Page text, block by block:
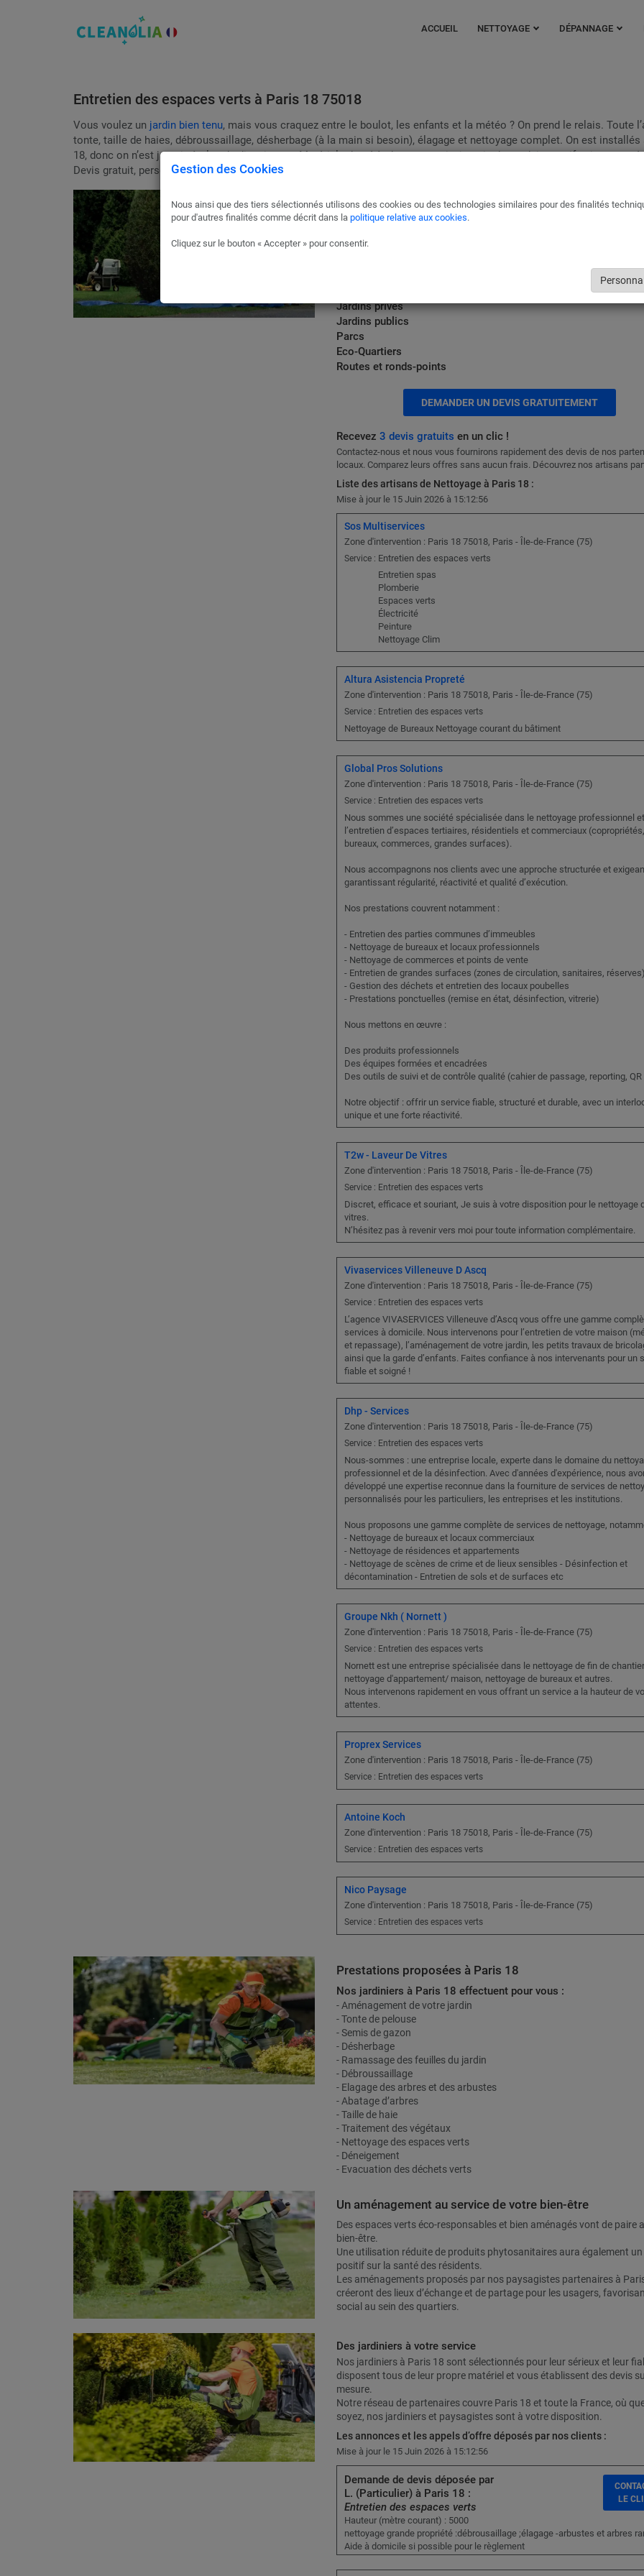
ACCUEIL NETTOYAGE DÉPANNAGE
Entretien des espaces verts à Paris 18 75018
Vous voulez un jardin bien tenu, mais vous craquez entre le boulot, les enfants et la météo ? On prend le relais. Toute
tonte, taille de haies, débroussaillage, désherbage (à la main si besoin), élagage et nettoyage complet. On est installés
18, donc on n’est jamais à plus de dix minutes. Matériel adapté à chaque terrain, jamais de produits nocifs si on peut
Devis gratuit, personnalisé, sans prise de tête. Et on va plus loin : on vous garantit trois devis en ligne, sans
Réseau de jardiniers et de paysagistes à Paris 18 75018
Notre réseau de jardiniers et de paysagistes expérimentés à Paris 18
est à votre service. Vous bénéficiez d’un devis gratuit pour l’entretien
Jardins privés
Jardins publics
Parcs
Eco-Quartiers
Routes et ronds-points
DEMANDER UN DEVIS GRATUITEMENT
Recevez 3 devis gratuits en un clic !
Contactez-nous et nous vous fournirons rapidement des devis de nos
locaux. Comparez leurs offres sans aucun frais. Découvrez nos artisans
Liste des artisans de Nettoyage à Paris 18 :
Mise à jour le 15 Juin 2026 à 15:12:56
Sos Multiservices
Zone d'intervention : Paris 18 75018, Paris - Île-de-France (75)
Service : Entretien des espaces verts
Entretien spas
Plomberie
Espaces verts
Électricité
Peinture
Nettoyage Clim
Altura Asistencia Propreté
Zone d'intervention : Paris 18 75018, Paris - Île-de-France (75)
Service : Entretien des espaces verts
Nettoyage de Bureaux Nettoyage courant du bâtiment
Global Pros Solutions
Zone d'intervention : Paris 18 75018, Paris - Île-de-France (75)
Service : Entretien des espaces verts
Nous sommes une société spécialisée dans le nettoyage professionnel et
l’entretien d’espaces tertiaires, résidentiels et commerciaux (copropriétés,
bureaux, commerces, grandes surfaces).
Nous accompagnons nos clients avec une approche structurée et
garantissant régularité, réactivité et qualité d’exécution.
Nos prestations couvrent notamment :
- Entretien des parties communes d’immeubles
- Nettoyage de bureaux et locaux professionnels
- Nettoyage de commerces et points de vente
- Entretien de grandes surfaces (zones de circulation, sanitaires,
- Gestion des déchets et entretien des locaux poubelles
- Prestations ponctuelles (remise en état, désinfection, vitrerie)
Nous mettons en œuvre :
Des produits professionnels
Des équipes formées et encadrées
Des outils de suivi et de contrôle qualité (cahier de passage, reporting, QR
Notre objectif : offrir un service fiable, structuré et durable, avec un
unique et une forte réactivité.
T2w - Laveur De Vitres
Zone d'intervention : Paris 18 75018, Paris - Île-de-France (75)
Service : Entretien des espaces verts
Discret, efficace et souriant, Je suis à votre disposition pour le nettoyage
vitres.
N’hésitez pas à revenir vers moi pour toute information complémentaire.
Vivaservices Villeneuve D Ascq
Zone d'intervention : Paris 18 75018, Paris - Île-de-France (75)
Service : Entretien des espaces verts
L’agence VIVASERVICES Villeneuve d’Ascq vous offre une gamme
services à domicile. Nous intervenons pour l’entretien de votre maison
et repassage), l’aménagement de votre jardin, les petits travaux de
ainsi que la garde d’enfants. Faites confiance à nos intervenants pour un
fiable et soigné !
Dhp - Services
Zone d'intervention : Paris 18 75018, Paris - Île-de-France (75)
Service : Entretien des espaces verts
Nous-sommes : une entreprise locale, experte dans le domaine du
professionnel et de la désinfection. Avec d'années d'expérience, nous
développé une expertise reconnue dans la fourniture de services de
personnalisés pour les particuliers, les entreprises et les institutions.
Nous proposons une gamme complète de services de nettoyage,
- Nettoyage de bureaux et locaux commerciaux
- Nettoyage de résidences et appartements
- Nettoyage de scènes de crime et de lieux sensibles - Désinfection et
décontamination - Entretien de sols et de surfaces etc
Groupe Nkh ( Nornett )
Zone d'intervention : Paris 18 75018, Paris - Île-de-France (75)
Service : Entretien des espaces verts
Nornett est une entreprise spécialisée dans le nettoyage de fin de
nettoyage d'appartement/ maison, nettoyage de bureaux et autres.
Nous intervenons rapidement en vous offrant un service a la hauteur de
attentes.
Proprex Services
Zone d'intervention : Paris 18 75018, Paris - Île-de-France (75)
Service : Entretien des espaces verts
Antoine Koch
Zone d'intervention : Paris 18 75018, Paris - Île-de-France (75)
Service : Entretien des espaces verts
Nico Paysage
Zone d'intervention : Paris 18 75018, Paris - Île-de-France (75)
Service : Entretien des espaces verts
Prestations proposées à Paris 18
Nos jardiniers à Paris 18 effectuent pour vous :
- Aménagement de votre jardin
- Tonte de pelouse
- Semis de gazon
- Désherbage
- Ramassage des feuilles du jardin
- Débroussaillage
- Elagage des arbres et des arbustes
- Abatage d’arbres
- Taille de haie
- Traitement des végétaux
- Nettoyage des espaces verts
- Déneigement
- Evacuation des déchets verts
Un aménagement au service de votre bien-être
Des espaces verts éco-responsables et bien aménagés vont de paire
bien-être.
Une utilisation réduite de produits phytosanitaires aura également
positif sur la santé des résidents.
Les aménagements proposés par nos paysagistes partenaires à
créeront des lieux d’échange et de partage pour les usagers,
social au sein des quartiers.
Des jardiniers à votre service
Nos jardiniers à Paris 18 sont sélectionnés pour leur sérieux et leur
disposent tous de leur propre matériel et vous établissent des devis
mesure.
Notre réseau de partenaires couvre Paris 18 et toute la France, où
soyez, nos jardiniers et paysagistes sont à votre disposition.
Les annonces et les appels d’offre déposés par nos clients :
Mise à jour le 15 Juin 2026 à 15:12:56
Demande de devis déposée par
L. (Particulier) à Paris 18 :
Entretien des espaces verts
Hauteur (mètre courant) : 5000
nettoyage grande propriété :débrousaillage ;élagage -arbustes et arbres
Aide à domicile si possible pour le règlement
LE
Gestion des Cookies
Nous ainsi que des tiers sélectionnés utilisons des cookies ou des technologies similaires pour des finalités
pour d'autres finalités comme décrit dans la politique relative aux cookies.
Cliquez sur le bouton « Accepter » pour consentir.